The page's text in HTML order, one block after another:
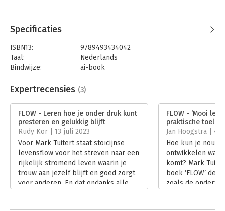
Specificaties
ISBN13:
9789493434042
Taal:
Nederlands
Bindwijze:
ai-book
Uitgever:
Maven Publishing
Expertrecensies (3)
FLOW - Leren hoe je onder druk kunt
presteren en gelukkig blijft
Rudy Kor | 13 juli 2023
Voor Mark Tuitert staat stoïcijnse
levensflow voor het streven naar een
rijkelijk stromend leven waarin je
trouw aan jezelf blijft en goed zorgt
voor anderen. En dat ondanks alle
FLOW - ‘Mooi
praktische
Jan Hoogstra | 4
Hoe kun je nou
ontwikkelen
komt? Mark
boek ‘FLOW’ de
zoals de